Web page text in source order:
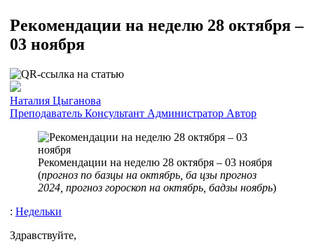
Рекомендации на неделю 28 октября –
03 ноября
Наталия Цыганова
Преподаватель Консультант Администратор Автор
Рекомендации на неделю 28 октября – 03 ноября
(прогноз по базцы на октябрь, ба цзы прогноз
2024, прогноз гороскоп на октябрь, бадзы ноябрь)
: Недельки
Здравствуйте,